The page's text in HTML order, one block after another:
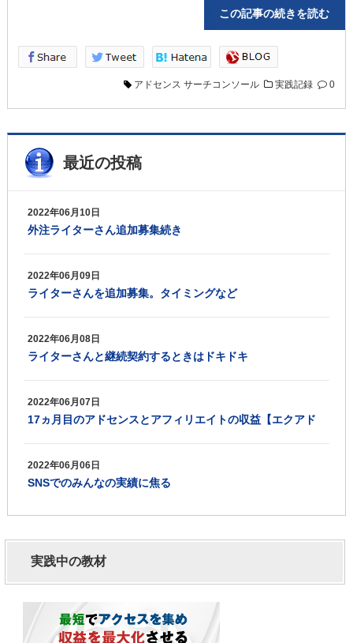
この記事の続きを読
アドセンス サーチコンソール 実践記録 0
最近の投稿
2022年06月10日
外注ライターさん追加募集続き
2022年06月09日
ライターさんを追加募集。タイミングなど
2022年06月08日
ライターさんと継続契約するときはドキドキ
2022年06月07日
17ヵ月目のアドセンスとアフィリエイトの収益【エクアド
2022年06月06日
SNSでのみんなの実績に焦る
実践中の教材